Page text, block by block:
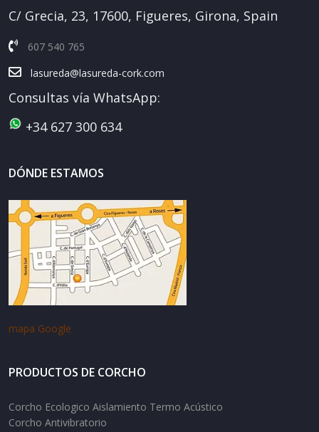
C/ Grecia, 23, 17600, Figueres, Girona, Spain
607 540 765
lasureda@lasureda-cork.com
Consultas vía WhatsApp:
+34 627 300 634
DÓNDE ESTAMOS
mapa Google
PRODUCTOS DE CORCHO
Corcho Ecologico Aislamiento Termo Acústico
Corcho Antivibratorio